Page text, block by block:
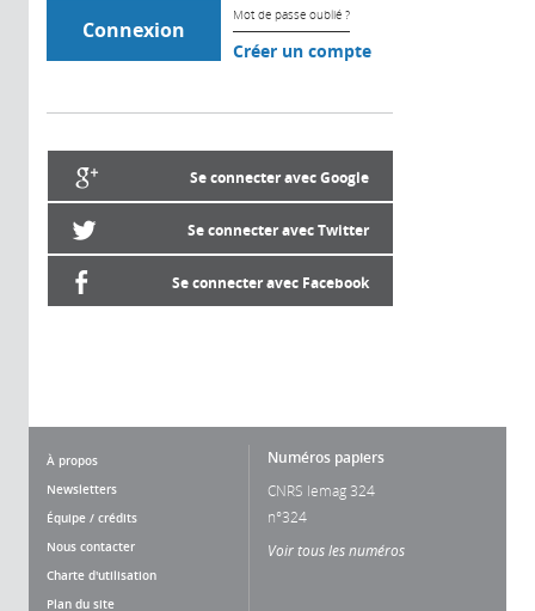
Mot de passe oublié ?
Créer un compte
Se connecter avec Google
Se connecter avec Twitter
Se connecter avec Facebook
À propos
Newsletters
Équipe / crédits
Nous contacter
Charte d'utilisation
Plan du site
Numéros papiers
CNRS lemag 324
n°324
Voir tous les numéros